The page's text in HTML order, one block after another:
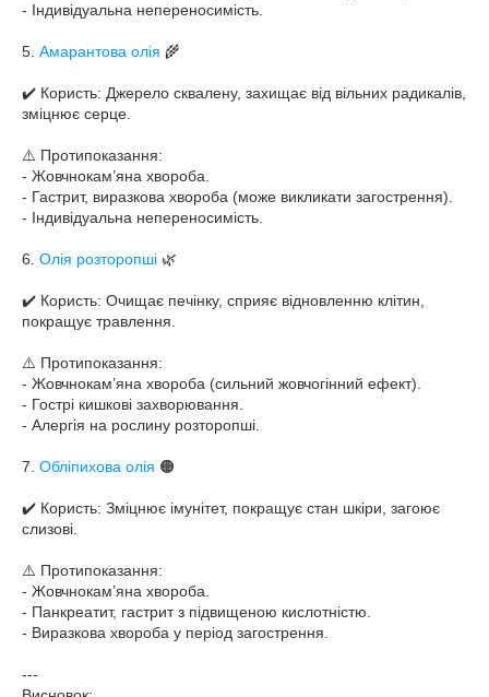
- Індивідуальна непереносимість.
5. Амарантова олія 🌾
✔️ Користь: Джерело сквалену, захищає від вільних радикалів,
зміцнює серце.
⚠️ Протипоказання:
- Жовчнокам’яна хвороба.
- Гастрит, виразкова хвороба (може викликати загострення).
- Індивідуальна непереносимість.
6. Олія розторопші 🌿
✔️ Користь: Очищає печінку, сприяє відновленню клітин,
покращує травлення.
⚠️ Протипоказання:
- Жовчнокам’яна хвороба (сильний жовчогінний ефект).
- Гострі кишкові захворювання.
- Алергія на рослину розторопші.
7. Обліпихова олія 🟠
✔️ Користь: Зміцнює імунітет, покращує стан шкіри, загоює
слизові.
⚠️ Протипоказання:
- Жовчнокам’яна хвороба.
- Панкреатит, гастрит з підвищеною кислотністю.
- Виразкова хвороба у період загострення.
---